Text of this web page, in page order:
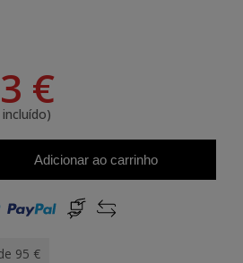
€
Adicionar ao carrinho
95 €